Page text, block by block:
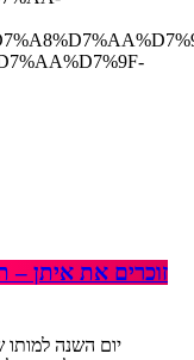
יום השנה למותו